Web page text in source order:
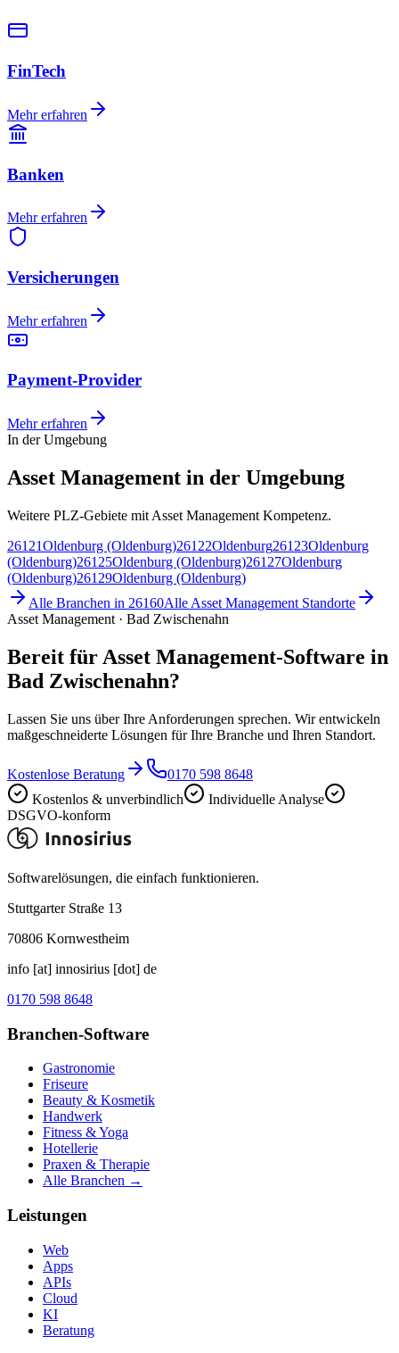
FinTech
Mehr erfahren
Banken
Mehr erfahren
Versicherungen
Mehr erfahren
Payment-Provider
Mehr erfahren
In der Umgebung
Asset Management in der Umgebung
Weitere PLZ-Gebiete mit Asset Management Kompetenz.
26121Oldenburg (Oldenburg)26122Oldenburg26123Oldenburg
(Oldenburg)26125Oldenburg (Oldenburg)26127Oldenburg
(Oldenburg)26129Oldenburg (Oldenburg)
Alle Branchen in 26160Alle Asset Management Standorte
Asset Management · Bad Zwischenahn
Bereit für Asset Management-Software in
Bad Zwischenahn?
Lassen Sie uns über Ihre Anforderungen sprechen. Wir entwickeln
maßgeschneiderte Lösungen für Ihre Branche und Ihren Standort.
Kostenlose Beratung
0170 598 8648
Kostenlos & unverbindlich
Individuelle Analyse
DSGVO-konform
Softwarelösungen, die einfach funktionieren.
Stuttgarter Straße 13
70806 Kornwestheim
info [at] innosirius [dot] de
0170 598 8648
Branchen-Software
Gastronomie
Friseure
Beauty & Kosmetik
Handwerk
Fitness & Yoga
Hotellerie
Praxen & Therapie
Alle Branchen →
Leistungen
Web
Apps
APIs
Cloud
KI
Beratung